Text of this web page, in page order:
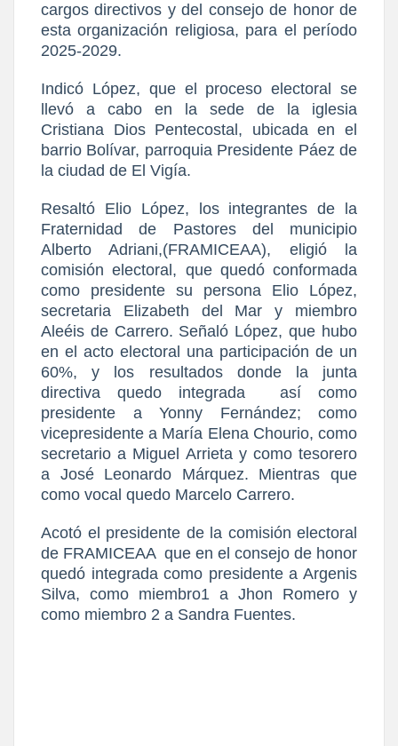
cargos directivos y del consejo de honor de
esta organización religiosa, para el período
2025-2029.
Indicó López, que el proceso electoral se
llevó a cabo en la sede de la iglesia
Cristiana Dios Pentecostal, ubicada en el
barrio Bolívar, parroquia Presidente Páez de
la ciudad de El Vigía.
Resaltó Elio López, los integrantes de la
Fraternidad de Pastores del municipio
Alberto Adriani,(FRAMICEAA), eligió la
comisión electoral, que quedó conformada
como presidente su persona Elio López,
secretaria Elizabeth del Mar y miembro
Aleéis de Carrero. Señaló López, que hubo
en el acto electoral una participación de un
60%, y los resultados donde la junta
directiva quedo integrada así como
presidente a Yonny Fernández; como
vicepresidente a María Elena Chourio, como
secretario a Miguel Arrieta y como tesorero
a José Leonardo Márquez. Mientras que
como vocal quedo Marcelo Carrero.
Acotó el presidente de la comisión electoral
de FRAMICEAA que en el consejo de honor
quedó integrada como presidente a Argenis
Silva, como miembro1 a Jhon Romero y
como miembro 2 a Sandra Fuentes.